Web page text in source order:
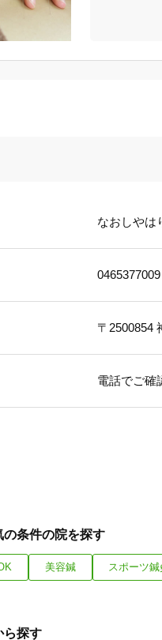
なおしやは
0465377009
〒2500854
電話でご確
条件の院を探す
美容鍼 スポーツ鍼
ら探す